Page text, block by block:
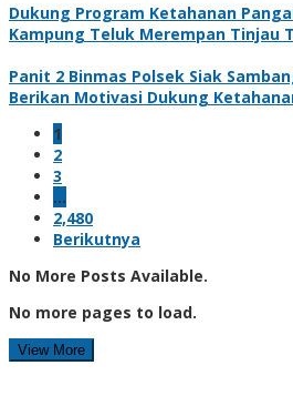
Dukung Program Ketahanan
Kampung Teluk Merempan Tinjau
Panit 2 Binmas Polsek Siak
Berikan Motivasi Dukung
1
2
3
…
2,480
Berikutnya
No More Posts Available.
No more pages to load.
View More